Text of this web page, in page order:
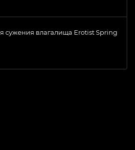
сужения влагалища Erotist Spring